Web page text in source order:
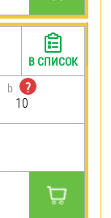
b
?
10
В СПИСОК